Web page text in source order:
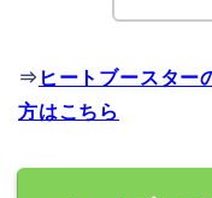
⇒ ヒートブースター
方はこちら